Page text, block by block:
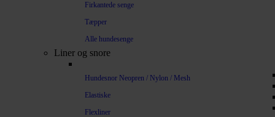
Firkantede senge
Tæpper
Alle hundesenge
Liner og snore
Hundesnor Neopren / Nylon / Mesh
Elastiske
Flexliner